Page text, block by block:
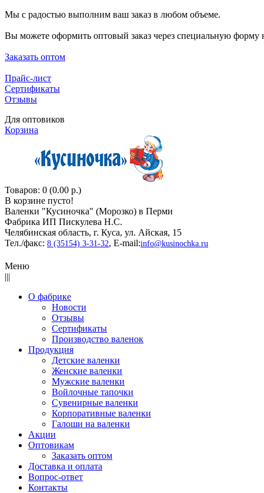
Мы с радостью выполним ваш заказ в любом объеме.
Вы можете оформить оптовый заказ через специальную форму
Заказать оптом
Прайс-лист
Сертификаты
Отзывы
Для оптовиков
Корзина
Товаров: 0 (0.00 р.)
В корзине пусто!
Валенки "Кусиночкa" (Морозко) в Перми
Фабрика ИП Пискулева Н.С.
Челябинская область, г. Куса, ул. Айская, 15
Тел./факс: 8 (35154) 3-31-32, E-mail:info@kusinochka.ru
Меню
|||
О фабрике
Новости
Отзывы
Сертификаты
Производство валенок
Продукция
Детские валенки
Женские валенки
Мужские валенки
Войлочные тапочки
Сувенирные валенки
Корпоративные валенки
Галоши на валенки
Акции
Оптовикам
Заказать оптом
Доставка и оплата
Вопрос-ответ
Контакты